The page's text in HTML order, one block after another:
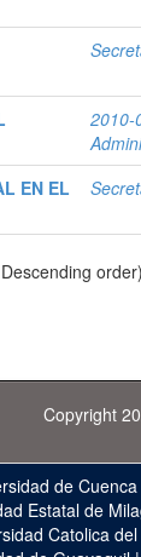
2010-
EN EL
Copyright
de Cuenca
Estatal de
Catolica